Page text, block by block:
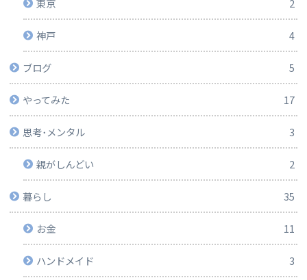
東京 2
神戸 4
ブログ 5
やってみた 17
思考･メンタル 3
親がしんどい 2
暮らし 35
お金 11
ハンドメイド 3